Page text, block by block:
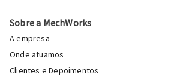
Sobre a MechWorks
A empresa
Onde atuamos
Clientes e Depoimentos